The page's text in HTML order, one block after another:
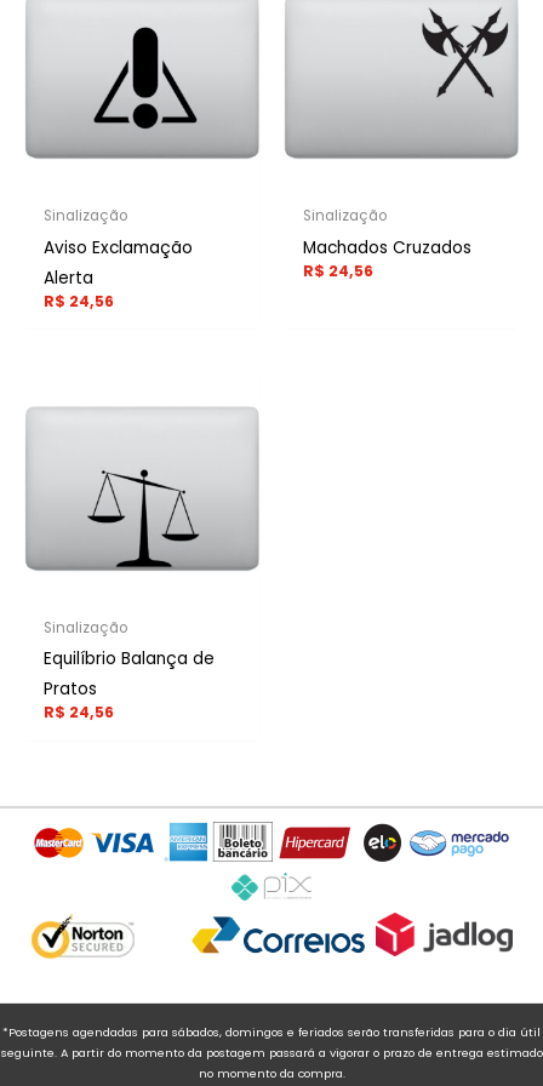
Sinalização
Aviso Exclamação
Alerta
R$ 24,56
Sinalização
Machados Cruzados
R$ 24,56
Sinalização
Equilíbrio Balança de
Pratos
R$ 24,56
*Postagens agendadas para sábados, domingos e feriados serão transferidas para o dia útil
seguinte. A partir do momento da postagem passará a vigorar o prazo de entrega estimado
no momento da compra.